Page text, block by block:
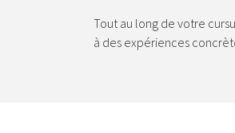
Tout au long de votre
à des expériences